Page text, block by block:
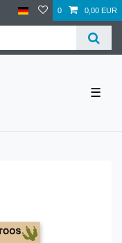
0 0,00 EUR
☰